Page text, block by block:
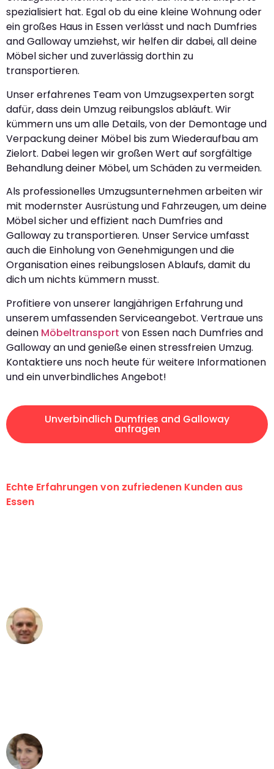
spezialisiert hat. Egal ob du eine kleine Wohnung oder
ein großes Haus in Essen verlässt und nach Dumfries
and Galloway umziehst, wir helfen dir dabei, all deine
Möbel sicher und zuverlässig dorthin zu
transportieren.
Unser erfahrenes Team von Umzugsexperten sorgt
dafür, dass dein Umzug reibungslos abläuft. Wir
kümmern uns um alle Details, von der Demontage und
Verpackung deiner Möbel bis zum Wiederaufbau am
Zielort. Dabei legen wir großen Wert auf sorgfältige
Behandlung deiner Möbel, um Schäden zu vermeiden.
Als professionelles Umzugsunternehmen arbeiten wir
mit modernster Ausrüstung und Fahrzeugen, um deine
Möbel sicher und effizient nach Dumfries and
Galloway zu transportieren. Unser Service umfasst
auch die Einholung von Genehmigungen und die
Organisation eines reibungslosen Ablaufs, damit du
dich um nichts kümmern musst.
Profitiere von unserer langjährigen Erfahrung und
unserem umfassenden Serviceangebot. Vertraue uns
deinen Möbeltransport von Essen nach Dumfries and
Galloway an und genieße einen stressfreien Umzug.
Kontaktiere uns noch heute für weitere Informationen
und ein unverbindliches Angebot!
Unverbindlich Dumfries and Galloway
anfragen
Echte Erfahrungen von zufriedenen Kunden aus
Essen